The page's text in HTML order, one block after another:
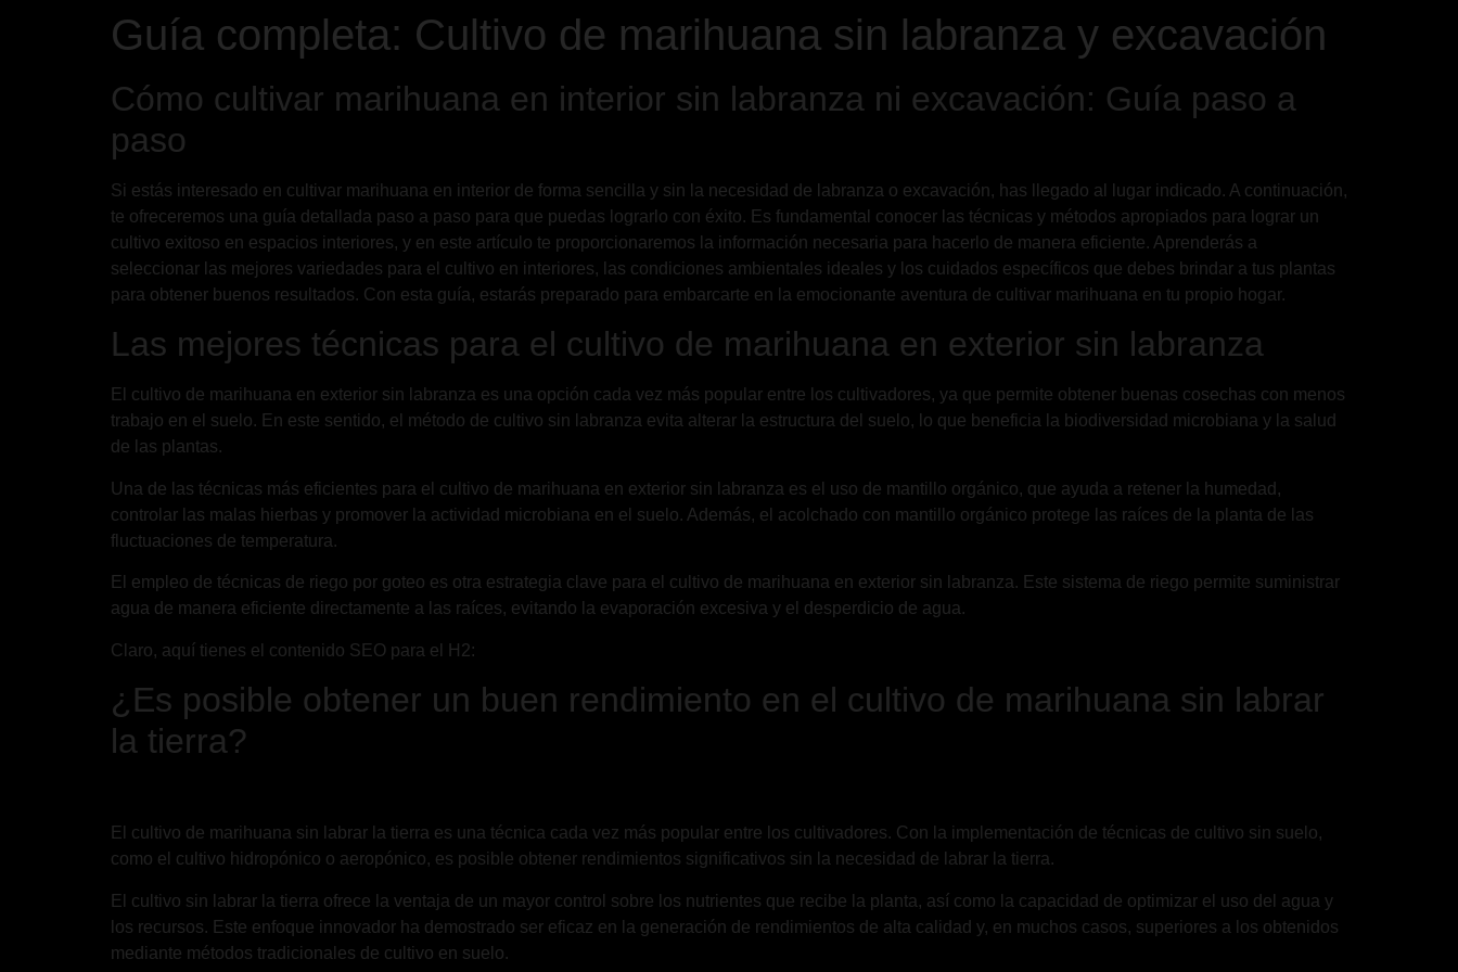
Guía completa: Cultivo de marihuana sin labranza y excavación
Cómo cultivar marihuana en interior sin labranza ni excavación: Guía paso a
paso
Si estás interesado en cultivar marihuana en interior de forma sencilla y sin la necesidad de labranza o excavación, has llegado al lugar indicado. A continuación,
te ofreceremos una guía detallada paso a paso para que puedas lograrlo con éxito. Es fundamental conocer las técnicas y métodos apropiados para lograr un
cultivo exitoso en espacios interiores, y en este artículo te proporcionaremos la información necesaria para hacerlo de manera eficiente. Aprenderás a
seleccionar las mejores variedades para el cultivo en interiores, las condiciones ambientales ideales y los cuidados específicos que debes brindar a tus plantas
para obtener buenos resultados. Con esta guía, estarás preparado para embarcarte en la emocionante aventura de cultivar marihuana en tu propio hogar.
Las mejores técnicas para el cultivo de marihuana en exterior sin labranza
El cultivo de marihuana en exterior sin labranza es una opción cada vez más popular entre los cultivadores, ya que permite obtener buenas cosechas con menos
trabajo en el suelo. En este sentido, el método de cultivo sin labranza evita alterar la estructura del suelo, lo que beneficia la biodiversidad microbiana y la salud
de las plantas.
Una de las técnicas más eficientes para el cultivo de marihuana en exterior sin labranza es el uso de mantillo orgánico, que ayuda a retener la humedad,
controlar las malas hierbas y promover la actividad microbiana en el suelo. Además, el acolchado con mantillo orgánico protege las raíces de la planta de las
fluctuaciones de temperatura.
El empleo de técnicas de riego por goteo es otra estrategia clave para el cultivo de marihuana en exterior sin labranza. Este sistema de riego permite suministrar
agua de manera eficiente directamente a las raíces, evitando la evaporación excesiva y el desperdicio de agua.
Claro, aquí tienes el contenido SEO para el H2:
¿Es posible obtener un buen rendimiento en el cultivo de marihuana sin labrar
la tierra?
El cultivo de marihuana sin labrar la tierra es una técnica cada vez más popular entre los cultivadores. Con la implementación de técnicas de cultivo sin suelo,
como el cultivo hidropónico o aeropónico, es posible obtener rendimientos significativos sin la necesidad de labrar la tierra.
El cultivo sin labrar la tierra ofrece la ventaja de un mayor control sobre los nutrientes que recibe la planta, así como la capacidad de optimizar el uso del agua y
los recursos. Este enfoque innovador ha demostrado ser eficaz en la generación de rendimientos de alta calidad y, en muchos casos, superiores a los obtenidos
mediante métodos tradicionales de cultivo en suelo.